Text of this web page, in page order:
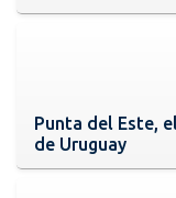
Punta del Este,
de Uruguay